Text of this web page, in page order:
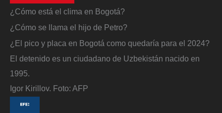
¿Cómo está el clima en Bogotá?
¿Cómo se llama el hijo de Petro?
¿El pico y placa en Bogotá como quedaría para el 2024?
El detenido es un ciudadano de Uzbekistán nacido en
1995.
Igor Kirillov. Foto: AFP